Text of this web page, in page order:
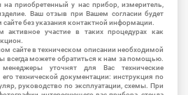
приобретенный у нас прибор, измеритель,
Ваш отзыв при Вашем согласии будет
без указания контактной информации.
активное участие в таких процедурах как
сайте в техническом описании необходимой
всегда можете обратиться к нам за помощью.
уточнят для Вас технические
технической документации: инструкция по
руководство по эксплуатации, схемы. При